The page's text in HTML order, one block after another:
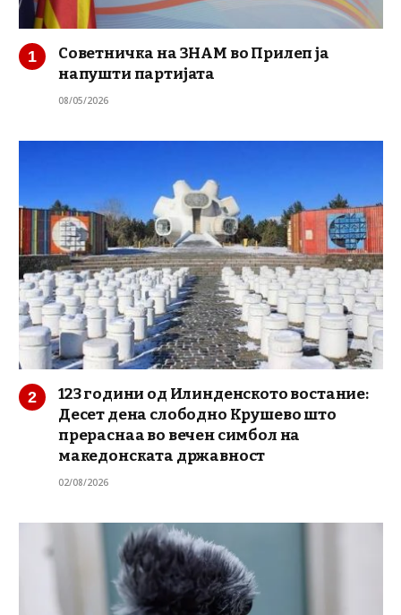
Советничка на ЗНАМ во Прилеп ја
напушти партијата
08/05/2026
123 години од Илинденското востание:
Десет дена слободно Крушево што
прераснаа во вечен симбол на
македонската државност
02/08/2026